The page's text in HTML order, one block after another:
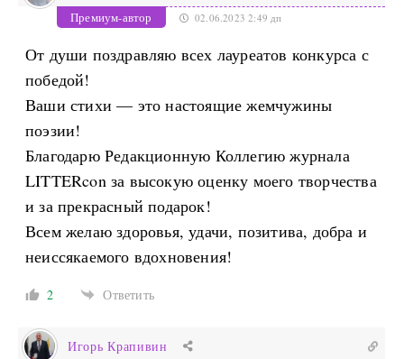
Премиум-автор 02.06.2023 2:49 дп
От души поздравляю всех лауреатов конкурса с
победой!
Ваши стихи — это настоящие жемчужины
поэзии!
Благодарю Редакционную Коллегию журнала
LITTERcon за высокую оценку моего творчества
и за прекрасный подарок!
Всем желаю здоровья, удачи, позитива, добра и
неиссякаемого вдохновения!
2 Ответить
Игорь Крапивин